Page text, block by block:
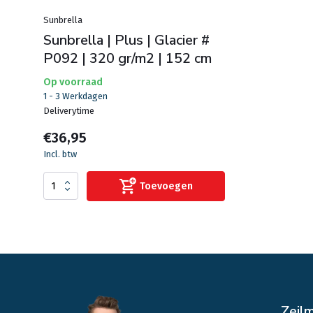
Sunbrella
Sunbrella | Plus | Glacier #
P092 | 320 gr/m2 | 152 cm
Op voorraad
1 - 3 Werkdagen
Deliverytime
€36,95
Incl. btw
Toevoegen